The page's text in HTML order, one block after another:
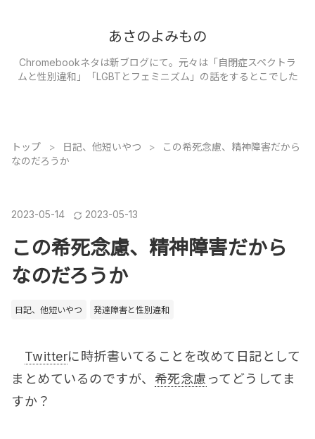
あさのよみもの
Chromebookネタは新ブログにて。元々は「自閉症スペクトラ
ムと性別違和」「LGBTとフェミニズム」の話をするとこでした
トップ > 日記、他短いやつ >
この希死念慮、精神障害だから
なのだろうか
2023-05-14 2023-05-13
この希死念慮、精神障害だから
なのだろうか
日記、他短いやつ 発達障害と性別違和
Twitterに時折書いてることを改めて日記として
まとめているのですが、 希死念慮 ってどうしてま
すか？